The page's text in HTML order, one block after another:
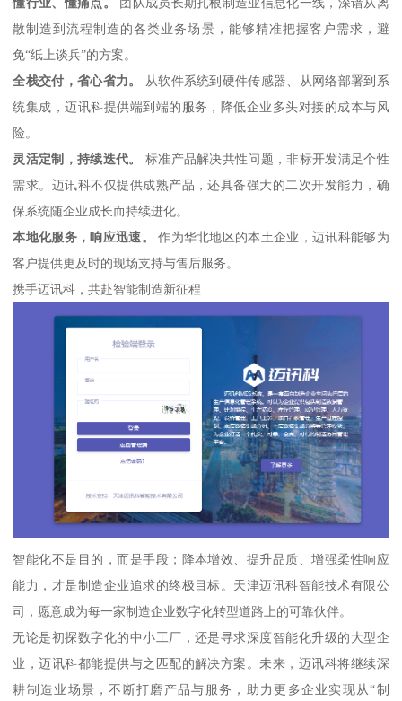
散制造到流程制造的各类业务场景，能够精准把握客户需求，避
免“纸上谈兵”的方案。
全栈交付，省心省力。
从软件系统到硬件传感器、从网络部署到系
统集成，迈讯科提供端到端的服务，降低企业多头对接的成本与风
险。
灵活定制，持续迭代。
标准产品解决共性问题，非标开发满足个性
需求。迈讯科不仅提供成熟产品，还具备强大的二次开发能力，确
保系统随企业成长而持续进化。
本地化服务，响应迅速。
作为华北地区的本土企业，迈讯科能够为
客户提供更及时的现场支持与售后服务。
携手迈讯科，共赴智能制造新征程
智能化不是目的，而是手段；降本增效、提升品质、增强柔性响应
能力，才是制造企业追求的终极目标。天津迈讯科智能技术有限公
司，愿意成为每一家制造企业数字化转型道路上的可靠伙伴。
无论是初探数字化的中小工厂，还是寻求深度智能化升级的大型企
业，迈讯科都能提供与之匹配的解决方案。未来，迈讯科将继续深
耕制造业场景，不断打磨产品与服务，助力更多企业实现从“制